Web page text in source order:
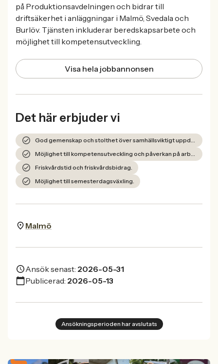
på Produktionsavdelningen och bidrar till
driftsäkerhet i anläggningar i Malmö, Svedala och
Burlöv. Tjänsten inkluderar beredskapsarbete och
möjlighet till kompetensutveckling.
Visa hela jobbannonsen
Det här erbjuder vi
God gemenskap och stolthet över samhällsviktigt uppdrag.
Möjlighet till kompetensutveckling och påverkan på arbetet.
Friskvårdstid och friskvårdsbidrag.
Möjlighet till semesterdagsväxling.
Malmö
Ansök senast: 2026-05-31
Publicerad: 2026-05-13
Ansökningsperioden har avslutats